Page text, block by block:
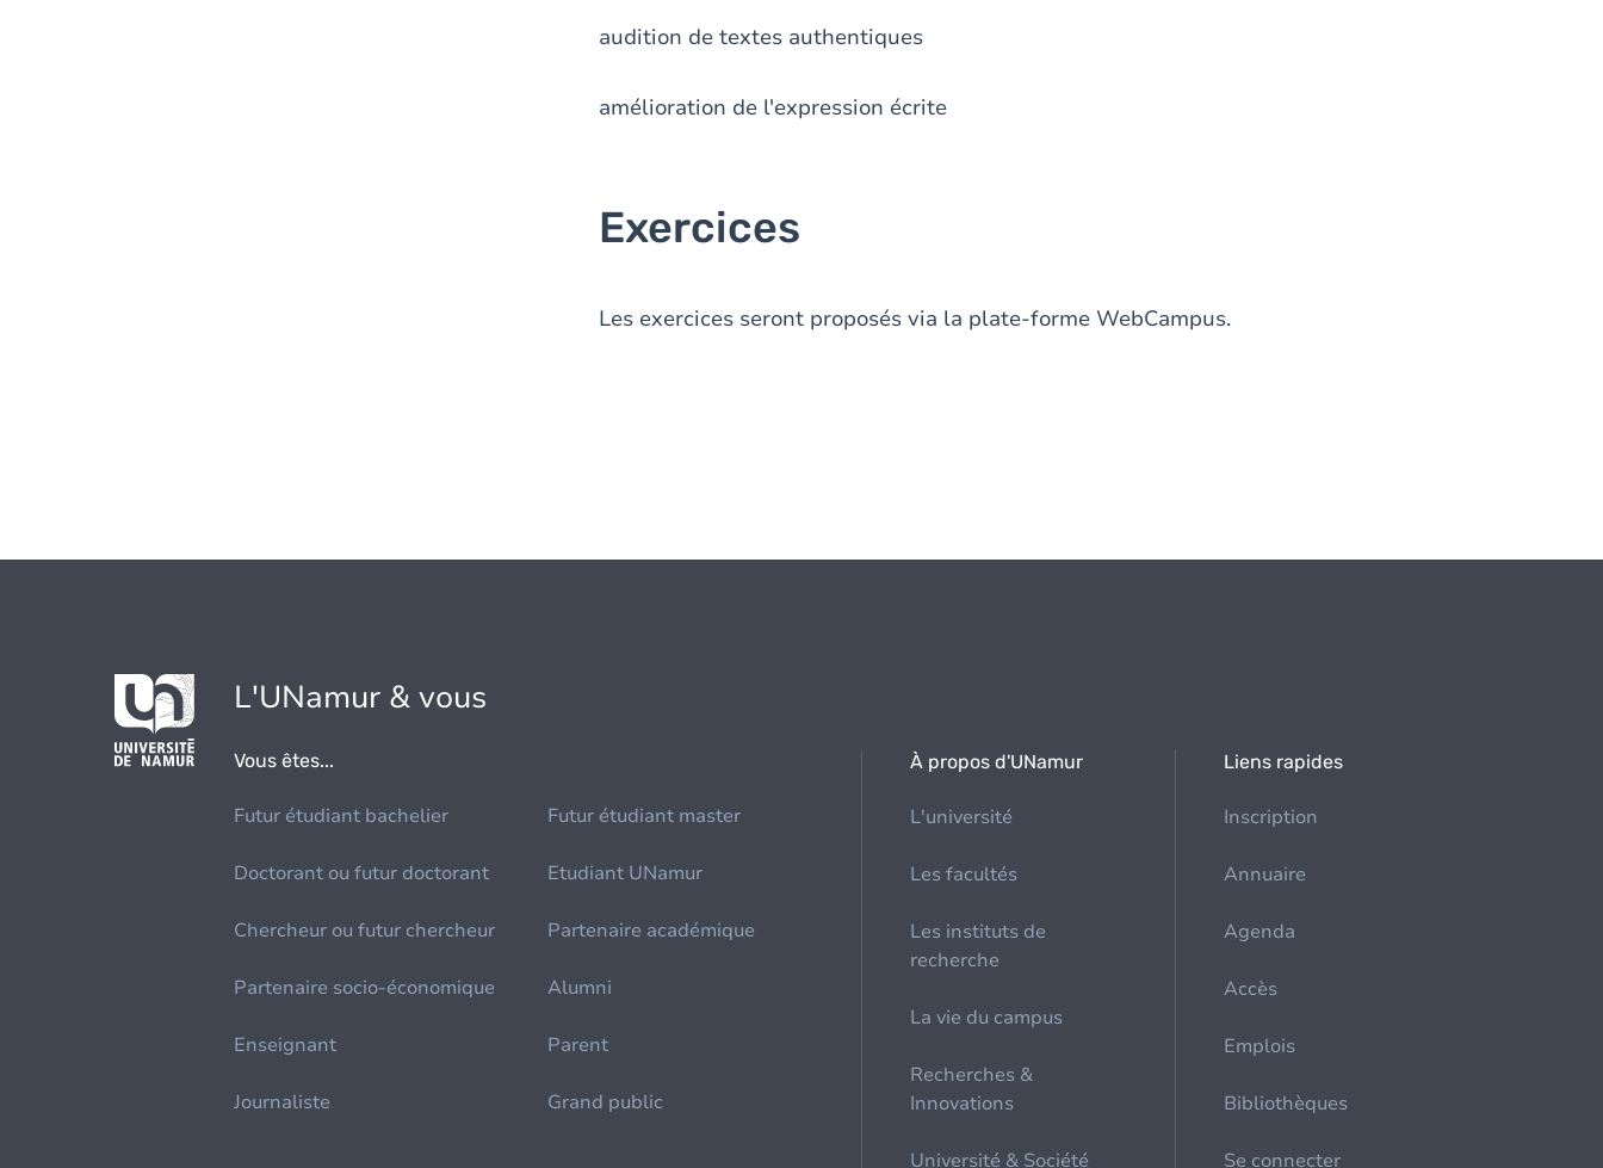
audition de textes authentiques
amélioration de l'expression écrite
Exercices
Les exercices seront proposés via la plate-forme WebCampus.
L'UNamur & vous
Vous êtes...
Futur étudiant bachelier Futur étudiant master
Doctorant ou futur doctorant Etudiant UNamur
Chercheur ou futur chercheur Partenaire académique
Partenaire socio-économique Alumni
Enseignant Parent
Journaliste Grand public
À propos d'UNamur
L'université
Les facultés
Les instituts de
recherche
La vie du campus
Recherches &
Innovations
Université & Société
Liens rapides
Inscription
Annuaire
Agenda
Accès
Emplois
Bibliothèques
Se connecter